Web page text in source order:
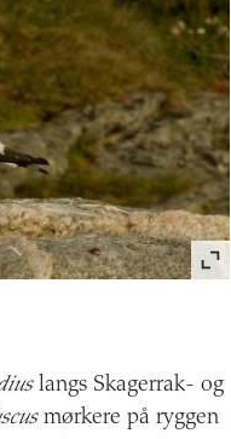
langs Skagerrak- og
mørkere på ryggen